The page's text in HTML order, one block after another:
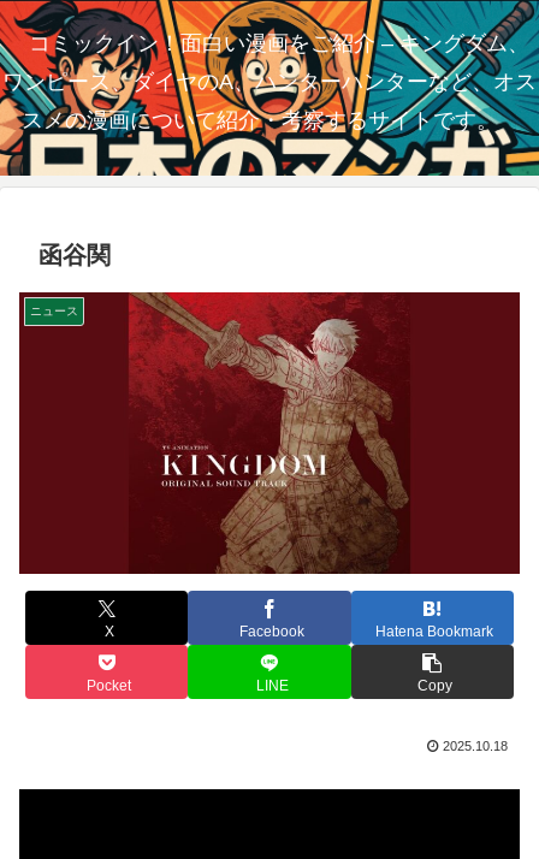
コミックイン！面白い漫画をご紹介 – キングダム、
ワンピース、ダイヤのA、ハンターハンターなど、オス
スメの漫画について紹介・考察するサイトです。
函谷関
ニュース
X Facebook Hatena Bookmark
Pocket LINE Copy
2025.10.18